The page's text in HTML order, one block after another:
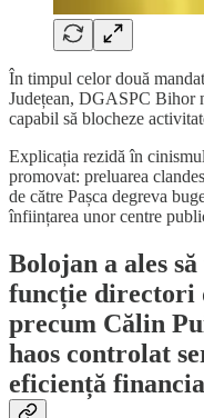
În timpul celor două
Județean, DGASPC Bihor
capabil să blocheze
Explicația rezidă în
promovat: preluarea
de către Pașca degreva
înființarea unor centre
Bolojan a ales
funcție directori
precum Călin
haos controlat
eficiență